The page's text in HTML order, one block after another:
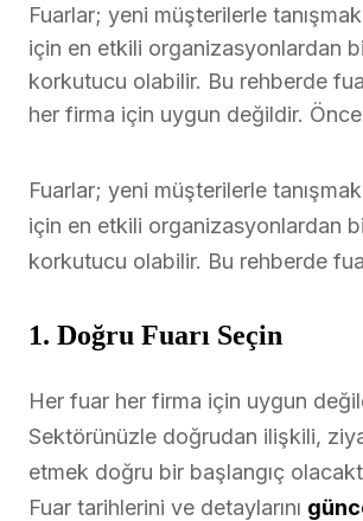
Fuarlar; yeni müşterilerle
için en etkili organizasyonlardan
korkutucu olabilir. Bu rehberde
her firma için uygun değildir.
Fuarlar; yeni müşterilerle
için en etkili organizasyonlardan
korkutucu olabilir. Bu rehberde
1. Doğru Fuarı Seçin
Her fuar her firma için uygun
Sektörünüzle doğrudan ilişkili,
etmek doğru bir başlangıç
Fuar tarihlerini ve detaylarını